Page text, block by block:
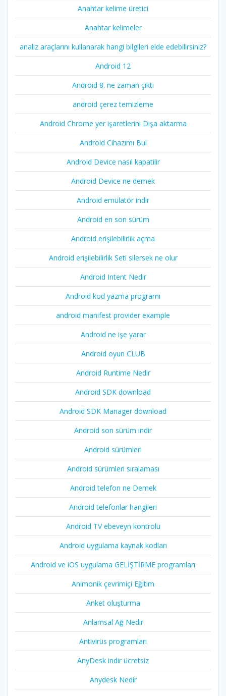
Anahtar kelime üretici
Anahtar kelimeler
analiz araçlarını kullanarak hangi bilgileri elde edebilirsiniz?
Android 12
Android 8. ne zaman çıktı
android çerez temizleme
Android Chrome yer işaretlerini Dışa aktarma
Android Cihazımı Bul
Android Device nasıl kapatilir
Android Device ne demek
Android emülatör indir
Android en son sürüm
Android erişilebilirlik açma
Android erişilebilirlik Seti silersek ne olur
Android Intent Nedir
Android kod yazma programı
android manifest provider example
Android ne işe yarar
Android oyun CLUB
Android Runtime Nedir
Android SDK download
Android SDK Manager download
Android son sürüm indir
Android sürümleri
Android sürümleri sıralaması
Android telefon ne Demek
Android telefonlar hangileri
Android TV ebeveyn kontrolü
Android uygulama kaynak kodları
Android ve iOS uygulama GELİŞTİRME programları
Animonik çevrimiçi Eğitim
Anket oluşturma
Anlamsal Ağ Nedir
Antivirüs programları
AnyDesk indir ücretsiz
Anydesk Nedir